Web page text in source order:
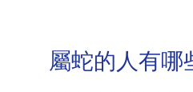
屬蛇的人有哪